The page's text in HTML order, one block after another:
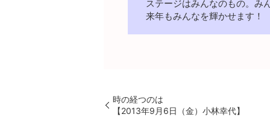
ステージはみんなのもの。み
来年もみんなを輝かせます！
時の経つのは
【2013年9月6日（金）小林幸代】